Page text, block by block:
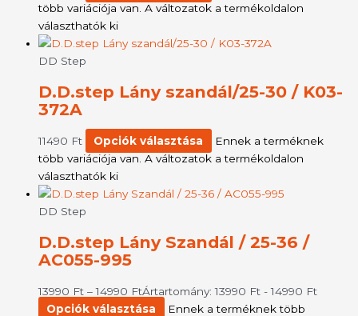
több variációja van. A változatok a termékoldalon
választhatók ki
DD Step
D.D.step Lány szandál/25-30 / K03-
372A
11490 Ft Opciók választása
Ennek a terméknek
több variációja van. A változatok a termékoldalon
választhatók ki
DD Step
D.D.step Lány Szandál / 25-36 /
AC055-995
13990 Ft – 14990 FtÁrtartomány: 13990 Ft - 14990 Ft
Opciók választása
Ennek a terméknek több